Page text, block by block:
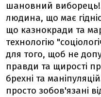
шановний
людина, що має
що казнокради та
технологію
для того, щоб не
правди та щирості
брехні та
просто зобов'язані